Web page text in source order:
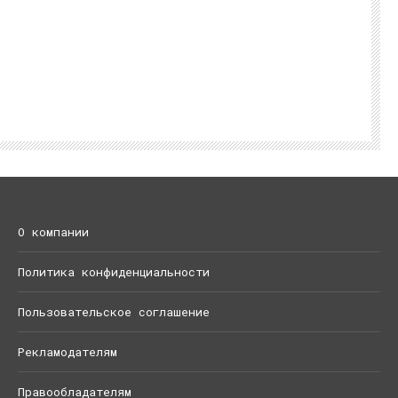
О компании
Политика конфиденциальности
Пользовательское соглашение
Рекламодателям
Правообладателям